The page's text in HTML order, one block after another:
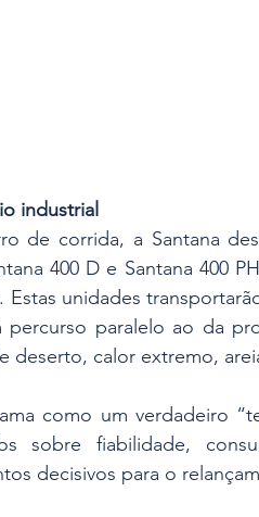
industrial
de corrida, a Santana
400 D e Santana 400
Estas unidades
paralelo ao da
deserto, calor extremo,
como um verdadeiro
sobre fiabilidade,
decisivos para o